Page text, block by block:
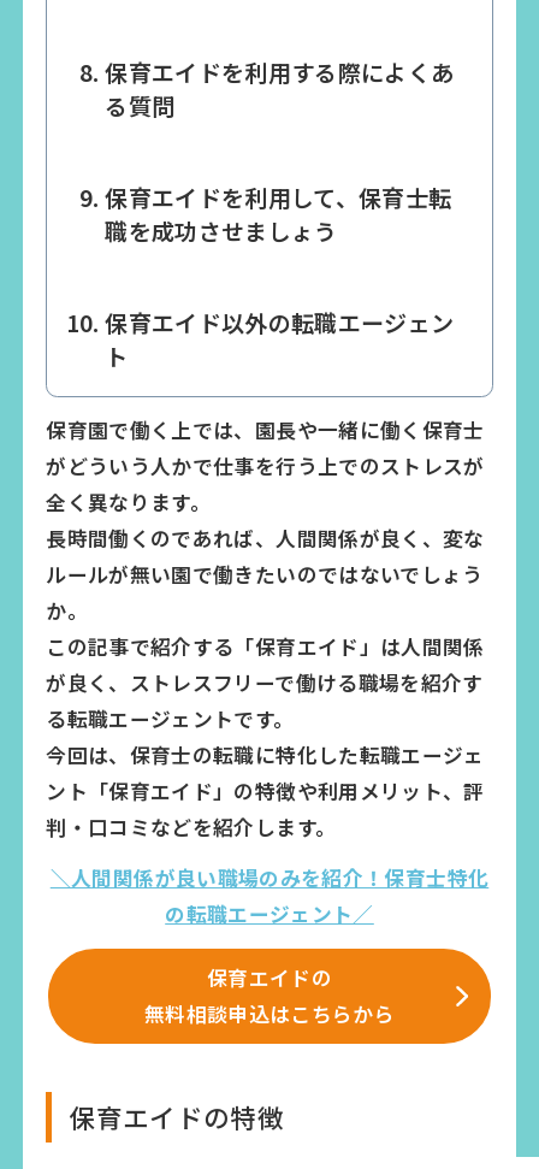
保育エイドを利用する際によくあ
る質問
保育エイドを利用して、保育士転
職を成功させましょう
保育エイド以外の転職エージェン
ト
保育園で働く上では、園長や一緒に働く保育士
がどういう人かで仕事を行う上でのストレスが
全く異なります。
長時間働くのであれば、人間関係が良く、変な
ルールが無い園で働きたいのではないでしょう
か。
この記事で紹介する「保育エイド」は人間関係
が良く、ストレスフリーで働ける職場を紹介す
る転職エージェントです。
今回は、保育士の転職に特化した転職エージェ
ント「保育エイド」の特徴や利用メリット、評
判・口コミなどを紹介します。
＼人間関係が良い職場のみを紹介！保育士特化
の転職エージェント／
保育エイドの
無料相談申込はこちらから
保育エイドの特徴